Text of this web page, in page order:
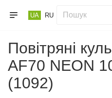
UA RU
Повітряні
АF70 NEON
(1092)